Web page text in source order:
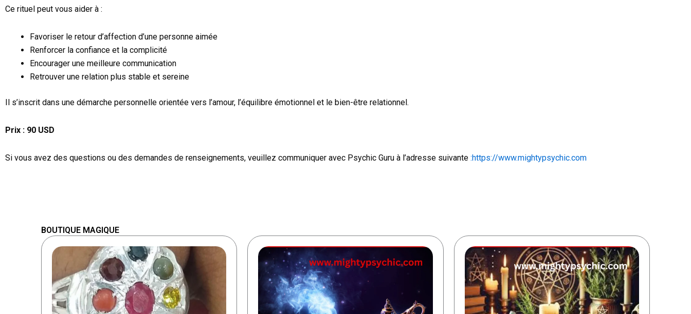
Ce rituel peut vous aider à :
Favoriser le retour d’affection d’une personne aimée
Renforcer la confiance et la complicité
Encourager une meilleure communication
Retrouver une relation plus stable et sereine
Il s’inscrit dans une démarche personnelle orientée vers l’amour, l’équilibre émotionnel et le bien-être relationnel.
Prix : 90 USD
Si vous avez des questions ou des demandes de renseignements, veuillez communiquer avec Psychic Guru à l’adresse suivante :https://www.mightypsychic.com
BOUTIQUE MAGIQUE